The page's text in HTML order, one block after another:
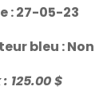
: 27-05-23
bleu : Non
125.00 $